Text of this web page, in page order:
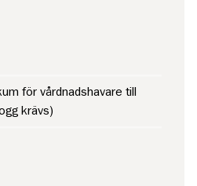
för vårdnadshavare till
krävs)